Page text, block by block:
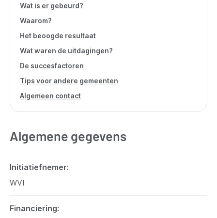
Wat is er gebeurd?
Waarom?
Het beoogde resultaat
Wat waren de uitdagingen?
De succesfactoren
Tips voor andere gemeenten
Algemeen contact
Algemene gegevens
Initiatiefnemer
WVI
Financiering